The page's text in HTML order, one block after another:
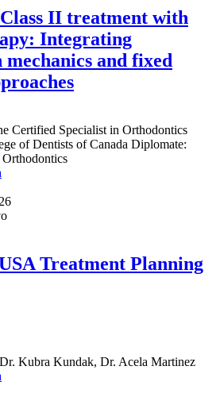
II treatment with
Integrating
and fixed
Certified Specialist in Orthodontics
of Dentists of Canada Diplomate:
Treatment Planning
Dr. Kubra Kundak, Dr. Acela Martinez